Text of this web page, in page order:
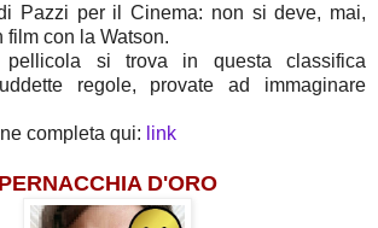
Pazzi per il Cinema: non si deve, mai,
film con la Watson.
si trova in questa classifica
regole, provate ad immaginare
completa qui: link
PERNACCHIA D'ORO